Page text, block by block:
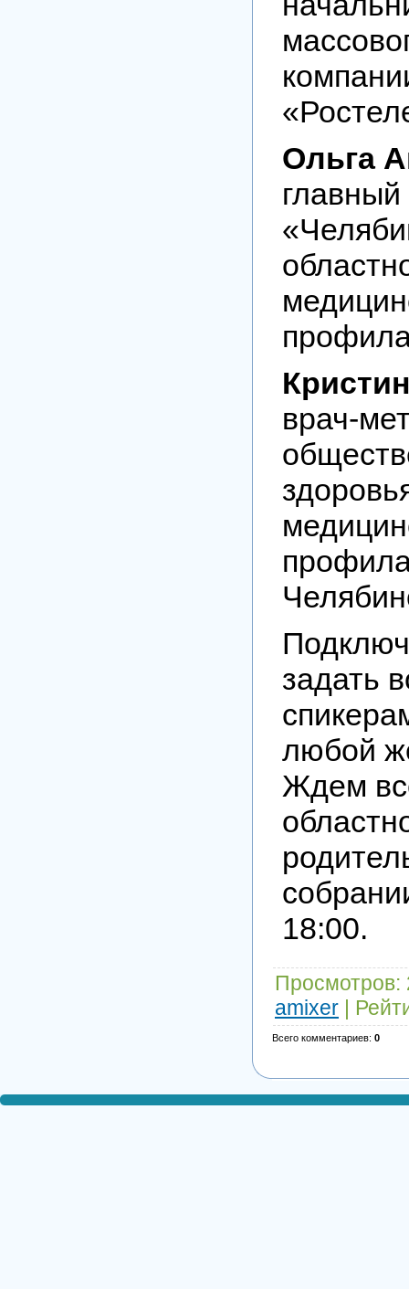
Ольга
главный
врач-
задать
любой
Ждем
18:00.
Просмотров:
amixer |
Всего комментариев: 0